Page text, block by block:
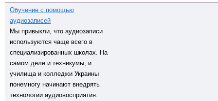
Обучение с помощью
аудиозаписей
Мы привыкли, что аудиозаписи
используются чаще всего в
специализированных школах. На
самом деле и техникумы, и
училища и колледжи Украины
понемногу начинают внедрять
технологии аудиовосприятия.